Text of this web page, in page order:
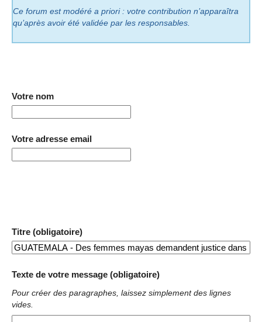
Ce forum est modéré a priori : votre contribution n’apparaîtra
qu’après avoir été validée par les responsables.
Votre nom
Votre adresse email
Titre (obligatoire)
Texte de votre message (obligatoire)
Pour créer des paragraphes, laissez simplement des lignes
vides.